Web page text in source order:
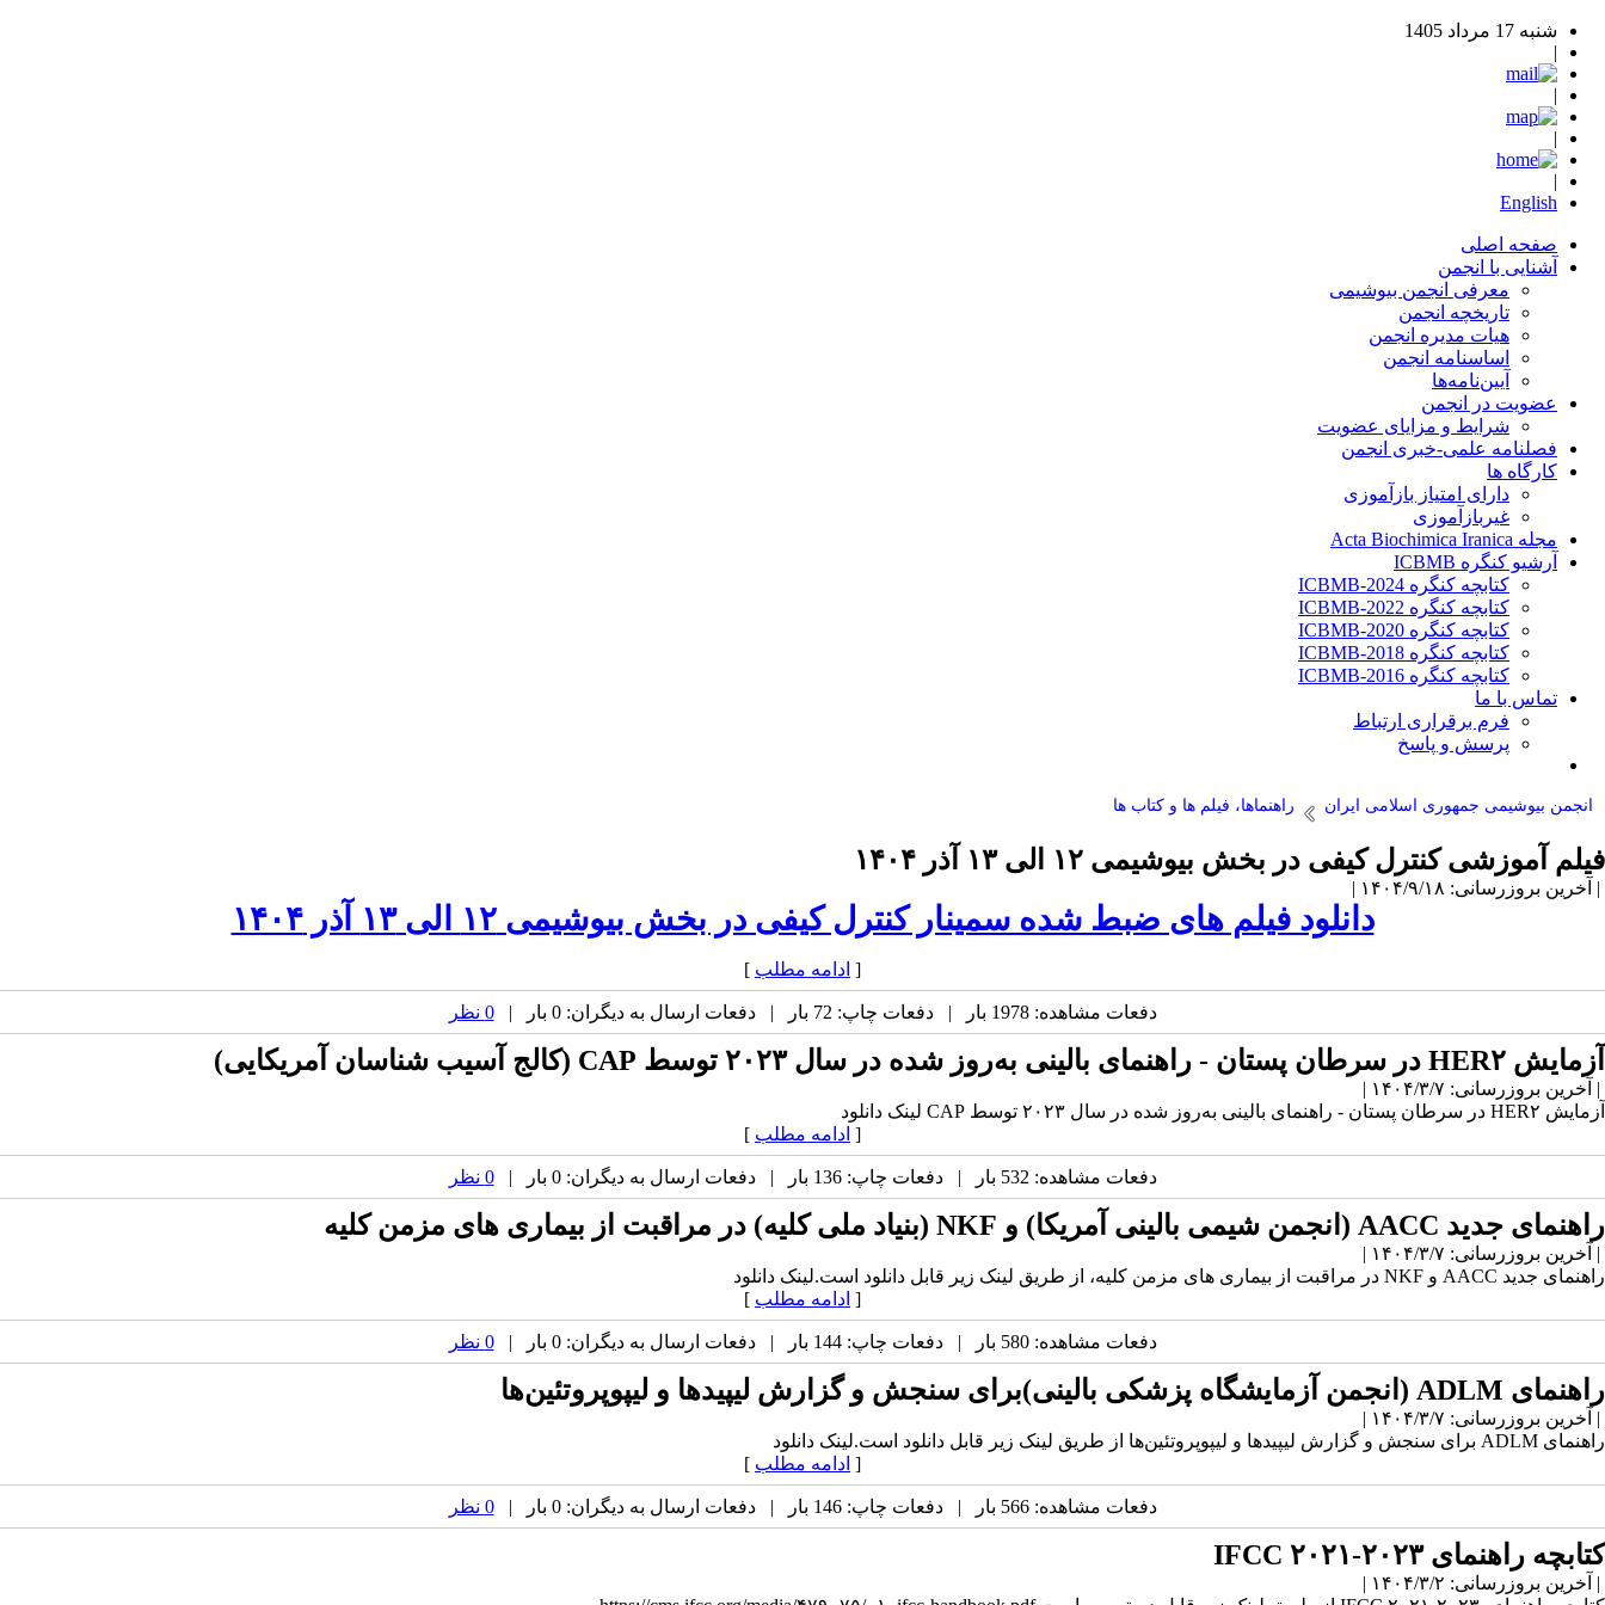
شنبه 17 مرداد 1405
|
|
|
|
English
صفحه اصلی
آشنایی با انجمن
معرفی انجمن بیوشیمی
تاریخچه انجمن
هیات مدیره انجمن
اساسنامه‌ انجمن
آیین‌نامه‌ها
عضویت در انجمن
شرایط و مزایای عضویت
فصلنامه علمی-خبری انجمن
کارگاه ها
دارای امتیاز بازآموزی
غیربازآموزی
مجله Acta Biochimica Iranica
آرشیو کنگره ICBMB
کتابچه کنگره ICBMB-2024
کتابچه کنگره ICBMB-2022
کتابچه کنگره ICBMB-2020
کتابچه کنگره ICBMB-2018
کتابچه کنگره ICBMB-2016
تماس با ما
فرم برقراری ارتباط
پرسش و پاسخ
انجمن بیوشیمی جمهوری اسلامی ایران راهنماها، فیلم ها و کتاب ها
فیلم آموزشی کنترل کیفی در بخش بیوشیمی ۱۲ الی ۱۳ آذر ۱۴۰۴
| آخرین بروزرسانی: ۱۴۰۴/۹/۱۸ |
دانلود فیلم های ضبط شده سمینار کنترل کیفی در بخش بیوشیمی ۱۲ الی ۱۳ آذر ۱۴۰۴
[ ادامه مطلب ]
دفعات مشاهده: 1978 بار | دفعات چاپ: 72 بار | دفعات ارسال به دیگران: 0 بار | 0 نظر
آزمایش HER۲ در سرطان پستان - راهنمای بالینی به‌روز شده در سال ۲۰۲۳ توسط CAP (کالج آسیب شناسان آمریکایی)
| آخرین بروزرسانی: ۱۴۰۴/۳/۷ |
آزمایش HER۲ در سرطان پستان - راهنمای بالینی به‌روز شده در سال ۲۰۲۳ توسط CAP لینک دانلود
[ ادامه مطلب ]
دفعات مشاهده: 532 بار | دفعات چاپ: 136 بار | دفعات ارسال به دیگران: 0 بار | 0 نظر
راهنمای جدید AACC (انجمن شیمی بالینی آمریکا) و NKF (بنیاد ملی کلیه) در مراقبت از بیماری های مزمن کلیه
| آخرین بروزرسانی: ۱۴۰۴/۳/۷ |
راهنمای جدید AACC و NKF در مراقبت از بیماری های مزمن کلیه، از طریق لینک زیر قابل دانلود است.لینک دانلود
[ ادامه مطلب ]
دفعات مشاهده: 580 بار | دفعات چاپ: 144 بار | دفعات ارسال به دیگران: 0 بار | 0 نظر
راهنمای ADLM (انجمن آزمایشگاه پزشکی بالینی)برای سنجش و گزارش لیپیدها و لیپوپروتئین‌ها
| آخرین بروزرسانی: ۱۴۰۴/۳/۷ |
راهنمای ADLM برای سنجش و گزارش لیپیدها و لیپوپروتئین‌ها از طریق لینک زیر قابل دانلود است.لینک دانلود
[ ادامه مطلب ]
دفعات مشاهده: 566 بار | دفعات چاپ: 146 بار | دفعات ارسال به دیگران: 0 بار | 0 نظر
کتابچه راهنمای IFCC ۲۰۲۱-۲۰۲۳
| آخرین بروزرسانی: ۱۴۰۴/۳/۲ |